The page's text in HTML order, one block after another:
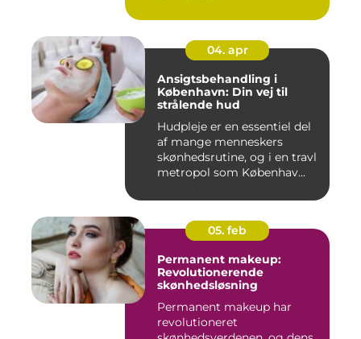
04. apr
Ansigtsbehandling i
København: Din vej til
strålende hud
Hudpleje er en essentiel del
af mange menneskers
skønhedsrutine, og i en travl
metropol som Københav...
05. feb
Permanent makeup:
Revolutionerende
skønhedsløsning
Permanent makeup har
revolutioneret